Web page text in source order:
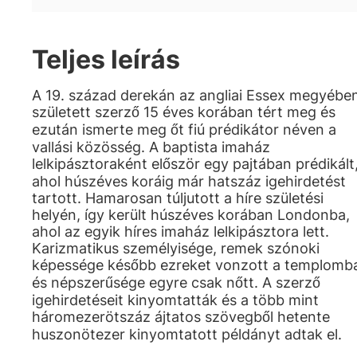
Teljes leírás
A 19. század derekán az angliai Essex
született szerző 15 éves korában tért meg és
ezután ismerte meg őt fiú prédikátor néven a
vallási közösség. A baptista imaház
lelkipásztoraként először egy pajtában prédikált,
ahol húszéves koráig már hatszáz igehirdetést
tartott. Hamarosan túljutott a híre születési
helyén, így került húszéves korában Londonba,
ahol az egyik híres imaház lelkipásztora lett.
Karizmatikus személyisége, remek szónoki
képessége később ezreket vonzott a
és népszerűsége egyre csak nőtt. A szerző
igehirdetéseit kinyomtatták és a több mint
háromezerötszáz ájtatos szövegből hetente
huszonötezer kinyomtatott példányt adtak el.